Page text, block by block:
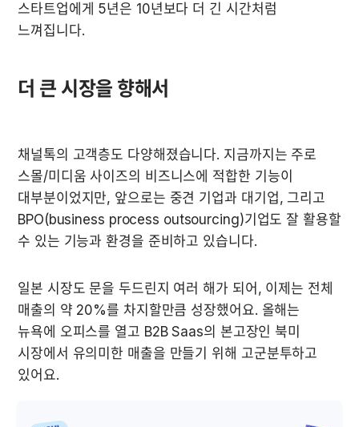
스타트업에게 5년은 10년보다 더 긴 시간처럼
느껴집니다.
더 큰 시장을 향해서
채널톡의 고객층도 다양해졌습니다. 지금까지는 주로
스몰/미디움 사이즈의 비즈니스에 적합한 기능이
대부분이었지만, 앞으로는 중견 기업과 대기업, 그리고
BPO(business process outsourcing)기업도 잘 활용할
수 있는 기능과 환경을 준비하고 있습니다.
일본 시장도 문을 두드린지 여러 해가 되어, 이제는 전체
매출의 약 20%를 차지할만큼 성장했어요. 올해는
뉴욕에 오피스를 열고 B2B Saas의 본고장인 북미
시장에서 유의미한 매출을 만들기 위해 고군분투하고
있어요.